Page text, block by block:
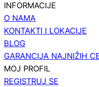
INFORMACIJE
O NAMA
KONTAKTI I LOKACIJE
BLOG
GARANCIJA NAJNIŽIH
MOJ PROFIL
REGISTRUJ SE